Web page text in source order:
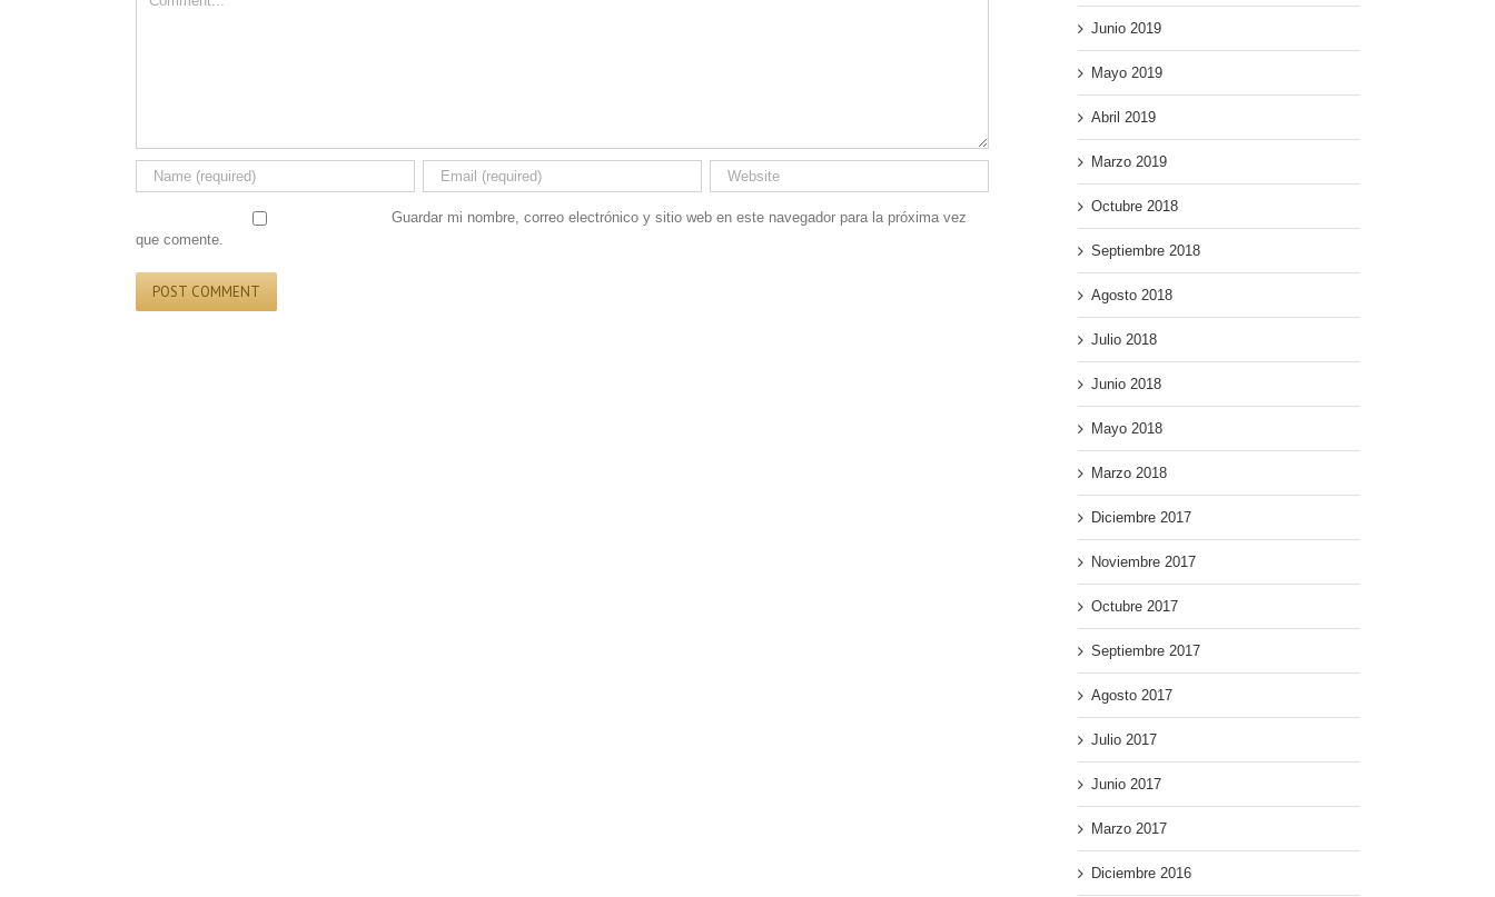
Guardar mi nombre, correo electrónico y sitio web en este navegador para la próxima vez
que comente.
Junio 2019
Mayo 2019
Abril 2019
Marzo 2019
Octubre 2018
Septiembre 2018
Agosto 2018
Julio 2018
Junio 2018
Mayo 2018
Marzo 2018
Diciembre 2017
Noviembre 2017
Octubre 2017
Septiembre 2017
Agosto 2017
Julio 2017
Junio 2017
Marzo 2017
Diciembre 2016